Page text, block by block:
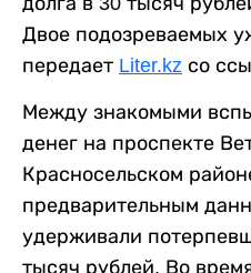
Двое подозреваемых
передает Liter.kz со
Между знакомыми
денег на проспекте
Красносельском
предварительным
удерживали
тысяч рублей. Во